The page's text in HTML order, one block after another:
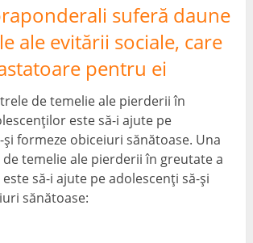
suferă daune
ale evitării sociale, care
pentru ei
de temelie ale pierderii în
este să-i ajute pe
formeze obiceiuri sănătoase. Una
temelie ale pierderii în greutate a
să-i ajute pe adolescenți să-și
sănătoase: